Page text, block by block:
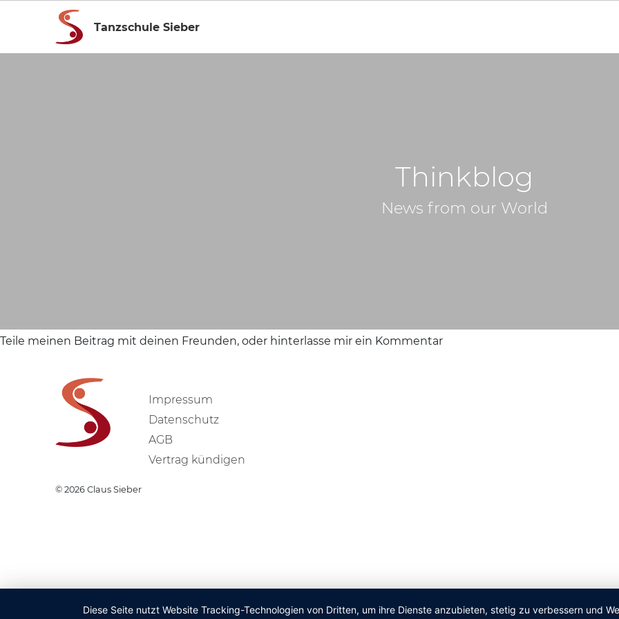
Tanzschule Sieber
Thinkblog
News from our World
Teile meinen Beitrag mit deinen Freunden, oder hinterlasse mir ein Kommentar
Impressum
Datenschutz
AGB
Vertrag kündigen
© 2026 Claus Sieber
Diese Seite nutzt Website Tracking-Technologien von Dritten, um ihre Dienste anzubieten, stetig zu verbessern und